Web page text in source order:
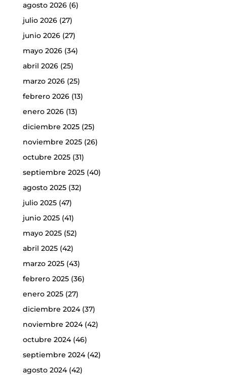
agosto 2026(6)
julio 2026(27)
junio 2026(27)
mayo 2026(34)
abril 2026(25)
marzo 2026(25)
febrero 2026(13)
enero 2026(13)
diciembre 2025(25)
noviembre 2025(26)
octubre 2025(31)
septiembre 2025(40)
agosto 2025(32)
julio 2025(47)
junio 2025(41)
mayo 2025(52)
abril 2025(42)
marzo 2025(43)
febrero 2025(36)
enero 2025(27)
diciembre 2024(37)
noviembre 2024(42)
octubre 2024(46)
septiembre 2024(42)
agosto 2024(42)